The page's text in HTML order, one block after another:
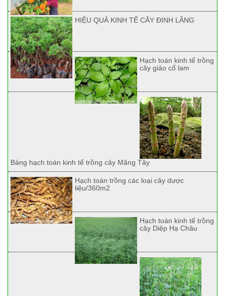
HIỆU QUẢ KINH TẾ CÂY ĐINH LĂNG
Hạch toán kinh tế trồng
cây giảo cổ lam
Bảng hạch toán kinh tế trồng cây Măng Tây
Hạch toán trồng các loại cây dược
liệu/360m2
Hạch toán kinh tế trồng
cây Diệp Hạ Châu